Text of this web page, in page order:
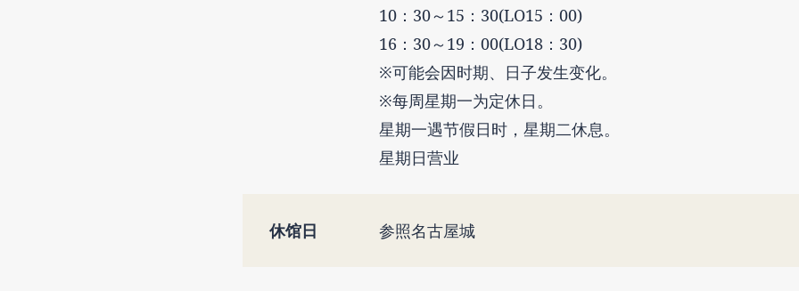
10：30～15：30(LO15：00)
16：30～19：00(LO18：30)
※可能会因时期、日子发生变化。
※每周星期一为定休日。
星期一遇节假日时，星期二休息。
星期日营业
休馆日 参照名古屋城